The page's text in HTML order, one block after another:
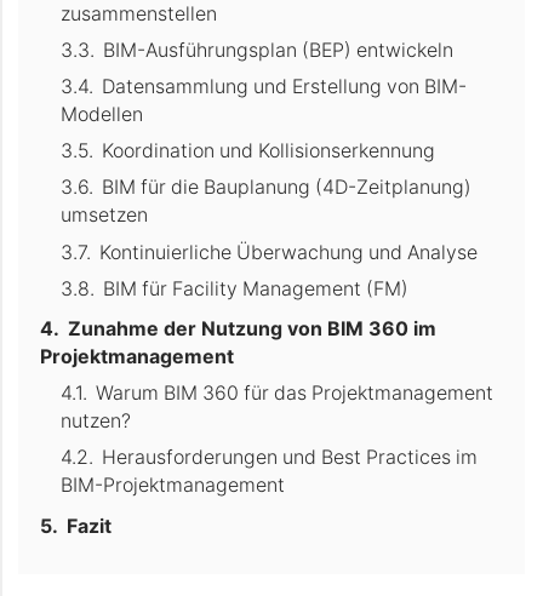
zusammenstellen
BIM-Ausführungsplan (BEP) entwickeln
Datensammlung und Erstellung von BIM-
Modellen
Koordination und Kollisionserkennung
BIM für die Bauplanung (4D-Zeitplanung)
umsetzen
Kontinuierliche Überwachung und Analyse
BIM für Facility Management (FM)
Zunahme der Nutzung von BIM 360 im
Projektmanagement
Warum BIM 360 für das Projektmanagement
nutzen?
Herausforderungen und Best Practices im
BIM-Projektmanagement
Fazit